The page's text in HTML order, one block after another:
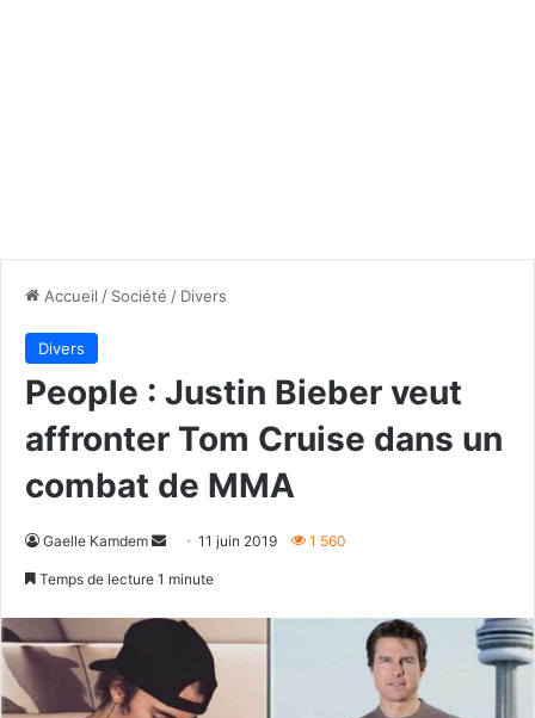
Accueil / Société / Divers
Divers
People : Justin Bieber veut
affronter Tom Cruise dans un
combat de MMA
Gaelle Kamdem
Envoyer11 juin 2019 1 560
Temps de lecture 1 minute